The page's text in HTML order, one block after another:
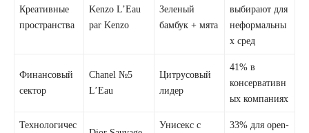
Креативные
пространства
Kenzo L’Eau
par Kenzo
Зеленый
бамбук + мята
выбирают для
неформальны
х сред
Финансовый
сектор
Chanel №5
L’Eau
Цитрусовый
лидер
41% в
консервативн
ых компаниях
Технологичес
Унисекс с
33% для open-